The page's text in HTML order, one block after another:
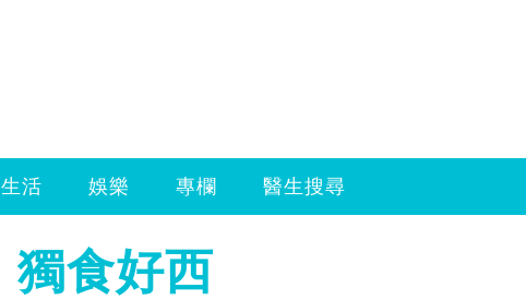
生活 娛樂 專欄 醫生搜尋
獨食好西